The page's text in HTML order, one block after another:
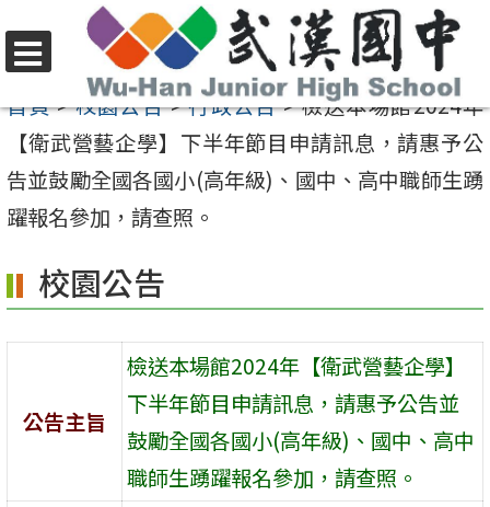
至
內
容
選
單
首頁>校園公告>行政公告>檢送本場館2024年
【衛武營藝企學】下半年節目申請訊息，請惠予公
告並鼓勵全國各國小(高年級)、國中、高中職師生踴
躍報名參加，請查照。
校園公告
公告主旨
檢送本場館2024年【衛武營藝企學】
下半年節目申請訊息，請惠予公告並
鼓勵全國各國小(高年級)、國中、高中
職師生踴躍報名參加，請查照。